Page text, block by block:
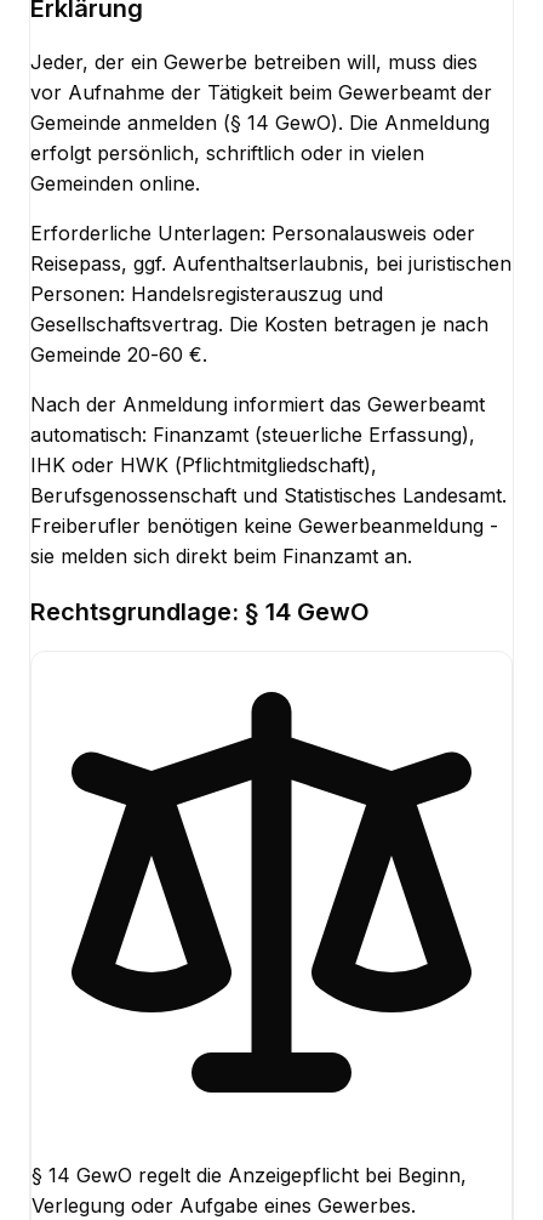
Erklärung
Jeder, der ein Gewerbe betreiben will, muss dies
vor Aufnahme der Tätigkeit beim Gewerbeamt der
Gemeinde anmelden (§ 14 GewO). Die Anmeldung
erfolgt persönlich, schriftlich oder in vielen
Gemeinden online.
Erforderliche Unterlagen: Personalausweis oder
Reisepass, ggf. Aufenthaltserlaubnis, bei juristischen
Personen: Handelsregisterauszug und
Gesellschaftsvertrag. Die Kosten betragen je nach
Gemeinde 20-60 €.
Nach der Anmeldung informiert das Gewerbeamt
automatisch: Finanzamt (steuerliche Erfassung),
IHK oder HWK (Pflichtmitgliedschaft),
Berufsgenossenschaft und Statistisches Landesamt.
Freiberufler benötigen keine Gewerbeanmeldung -
sie melden sich direkt beim Finanzamt an.
Rechtsgrundlage: § 14 GewO
§ 14 GewO regelt die Anzeigepflicht bei Beginn,
Verlegung oder Aufgabe eines Gewerbes.